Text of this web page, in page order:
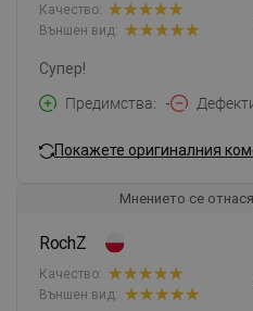
Качество:
Външен вид:
Супер!
Предимства
-
Покажете оригиналния
Мнението се
RochZ
Качество:
Външен вид: